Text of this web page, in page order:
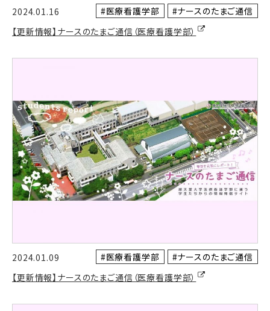
2024.01.16 #医療看護学部
#ナースのたまご通信
【更新情報】ナースのたまご通信（医療看護学部）
2024.01.09 #医療看護学部
#ナースのたまご通信
【更新情報】ナースのたまご通信（医療看護学部）